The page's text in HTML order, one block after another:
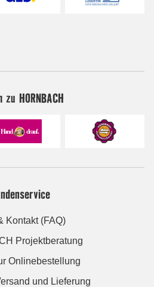
zu HORNBACH
Kontakt (FAQ)
Projektberatung
Onlinebestellung
und Lieferung